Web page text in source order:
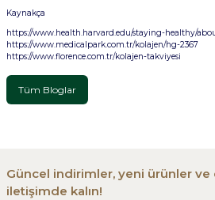
Kaynakça
https://www.health.harvard.edu/staying-healthy/
https://www.medicalpark.com.tr/kolajen/hg-2367
https://www.florence.com.tr/kolajen-takviyesi
Tüm Bloglar
Güncel indirimler, yeni ürünler ve
iletişimde kalın!